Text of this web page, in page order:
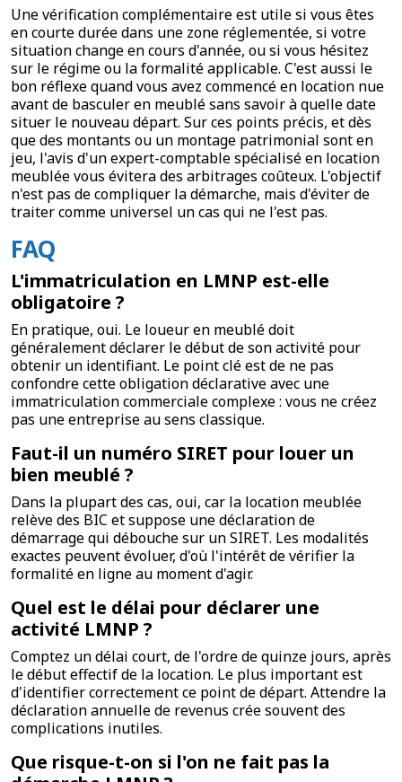
Une vérification complémentaire est utile si vous êtes
en courte durée dans une zone réglementée, si votre
situation change en cours d'année, ou si vous hésitez
sur le régime ou la formalité applicable. C'est aussi le
bon réflexe quand vous avez commencé en location nue
avant de basculer en meublé sans savoir à quelle date
situer le nouveau départ. Sur ces points précis, et dès
que des montants ou un montage patrimonial sont en
jeu, l'avis d'un expert-comptable spécialisé en location
meublée vous évitera des arbitrages coûteux. L'objectif
n'est pas de compliquer la démarche, mais d'éviter de
traiter comme universel un cas qui ne l'est pas.
FAQ
L'immatriculation en LMNP est-elle
obligatoire ?
En pratique, oui. Le loueur en meublé doit
généralement déclarer le début de son activité pour
obtenir un identifiant. Le point clé est de ne pas
confondre cette obligation déclarative avec une
immatriculation commerciale complexe : vous ne créez
pas une entreprise au sens classique.
Faut-il un numéro SIRET pour louer un
bien meublé ?
Dans la plupart des cas, oui, car la location meublée
relève des BIC et suppose une déclaration de
démarrage qui débouche sur un SIRET. Les modalités
exactes peuvent évoluer, d'où l'intérêt de vérifier la
formalité en ligne au moment d'agir.
Quel est le délai pour déclarer une
activité LMNP ?
Comptez un délai court, de l'ordre de quinze jours, après
le début effectif de la location. Le plus important est
d'identifier correctement ce point de départ. Attendre la
déclaration annuelle de revenus crée souvent des
complications inutiles.
Que risque-t-on si l'on ne fait pas la